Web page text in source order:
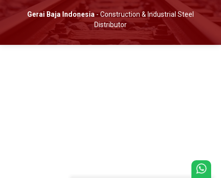
Gerai Baja Indonesia- Construction & Industrial Steel
Distributor